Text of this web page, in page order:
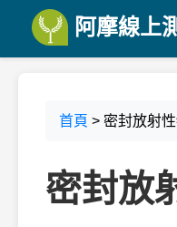
阿摩線上
首頁 > 密封放射
密封放